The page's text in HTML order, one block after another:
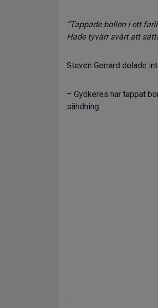
”Tappade bollen i ett
Hade tyvärr svårt att
Steven Gerrard delade
– Gyökeres har tappat
sändning.